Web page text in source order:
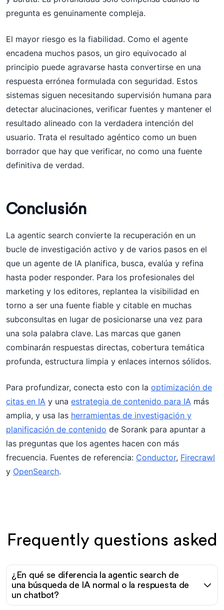
pregunta es genuinamente compleja.
El mayor riesgo es la fiabilidad. Como el agente
encadena muchos pasos, un giro equivocado al
principio puede agravarse hasta convertirse en una
respuesta errónea formulada con seguridad. Estos
sistemas siguen necesitando supervisión humana para
detectar alucinaciones, verificar fuentes y mantener el
resultado alineado con la verdadera intención del
usuario. Trata el resultado agéntico como un buen
borrador que hay que verificar, no como una fuente
definitiva de verdad.
Conclusión
La agentic search convierte la recuperación en un
bucle de investigación activo y de varios pasos en el
que un agente de IA planifica, busca, evalúa y refina
hasta poder responder. Para los profesionales del
marketing y los editores, replantea la visibilidad en
torno a ser una fuente fiable y citable en muchas
subconsultas en lugar de posicionarse una vez para
una sola palabra clave. Las marcas que ganen
combinarán respuestas directas, cobertura temática
profunda, estructura limpia y enlaces internos sólidos.
Para profundizar, conecta esto con la optimización de
citas en IA y una estrategia de contenido para IA más
amplia, y usa las herramientas de investigación y
planificación de contenido de Sorank para apuntar a
las preguntas que los agentes hacen con más
frecuencia. Fuentes de referencia: Conductor, Firecrawl
y OpenSearch.
Frequently questions asked
¿En qué se diferencia la agentic search de
una búsqueda de IA normal o la respuesta de
un chatbot?